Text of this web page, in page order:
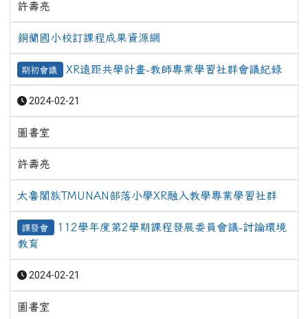
許壽亮
銅蘭國小校訂課程成果資源網
期初會議 XR遠距共學計畫-教師專業學習社群會議紀錄
2024-02-21
圖書室
許壽亮
太魯閣族TMUNAN部落小學XR融入教學專業學習社群
課發會
112學年度第2學期課程發展委員會議-討論環境
教育
2024-02-21
圖書室